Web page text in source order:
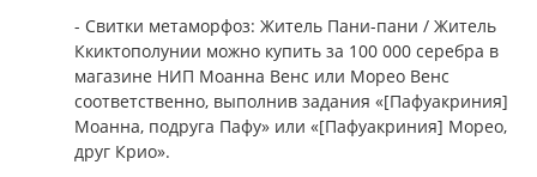
- Свитки метаморфоз: Житель Пани-пани / Житель
Ккиктополунии можно купить за 100 000 серебра в
магазине НИП Моанна Венс или Морео Венс
соответственно, выполнив задания «[Пафуакриния]
Моанна, подруга Пафу» или «[Пафуакриния] Морео,
друг Крио».